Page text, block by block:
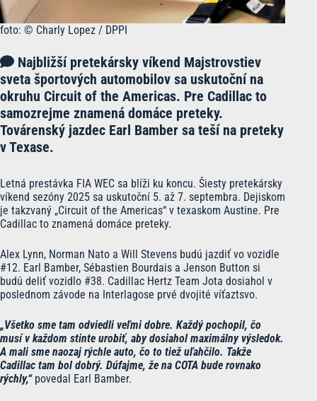
foto: © Charly Lopez / DPPI
Najbližší pretekársky víkend Majstrovstiev
sveta športových automobilov sa uskutoční na
okruhu Circuit of the Americas. Pre Cadillac to
samozrejme znamená domáce preteky.
Továrenský jazdec Earl Bamber sa teší na preteky
v Texase.
Letná prestávka FIA WEC sa blíži ku koncu. Šiesty pretekársky
víkend sezóny 2025 sa uskutoční 5. až 7. septembra. Dejiskom
je takzvaný „Circuit of the Americas“ v texaskom Austine. Pre
Cadillac to znamená domáce preteky.
Alex Lynn, Norman Nato a Will Stevens budú jazdiť vo vozidle
#12. Earl Bamber, Sébastien Bourdais a Jenson Button si
budú deliť vozidlo #38. Cadillac Hertz Team Jota dosiahol v
poslednom závode na Interlagose prvé dvojité víťaztsvo.
„Všetko sme tam odviedli veľmi dobre. Každý pochopil, čo
musí v každom stinte urobiť, aby dosiahol maximálny výsledok.
A mali sme naozaj rýchle auto, čo to tiež uľahčilo. Takže
Cadillac tam bol dobrý. Dúfajme, že na COTA bude rovnako
rýchly,“ povedal Earl Bamber.